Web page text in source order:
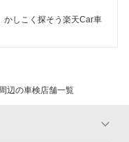
かしこく探そう楽天Car車
辺の車検店舗一覧